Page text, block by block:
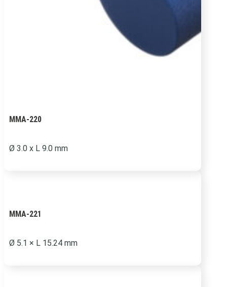
MMA-220
Ø 3.0 x L 9.0 mm
MMA-221
Ø 5.1 × L 15.24 mm